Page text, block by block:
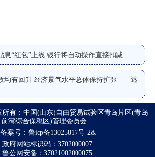
息“红包”上线 银行将自动操作直接扣减
均有回升 经济景气水平总体保持扩张——透
所有：中国(山东)自由贸易试验区青岛片区(青岛
前湾综合保税区)管理委员会
案号：鲁icp备13025817号-2&
政府网站标识码：3702000007
鲁公网安备：37021002000075